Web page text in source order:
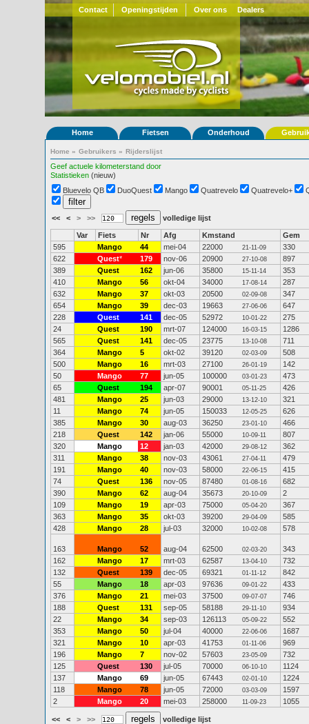
Contact Openingstijden Over ons Dealers
Home Fietsen Onderhoud
Home » Gebruikers » Rijderslijst
Geef actuele kilometerstand door
Statistieken (nieuw)
Bluevelo QB
DuoQuest Mango Quatrevelo Quatrevelo+
<< < > >> volledige lijst
Var Fiets Nr Afg Kmstand
Gem
595
Mango 44 mei-04 22000 21-11-09
330
622
Quest* 179 nov-06 20900 27-10-08
897
389
Quest 162 jun-06 35800 15-11-14
353
410
Mango 56 okt-04 34000 17-08-14
287
632
Mango 37 okt-03 20500 02-09-08
347
654
Mango 39 dec-03 19663 27-06-06
647
228
Quest 141 dec-05 52972 10-01-22
275
24
Quest 190 mrt-07 124000 16-03-15
1286
565
Quest 141 dec-05 23775 13-10-08
711
364
Mango 5 okt-02 39120 02-03-09
508
500
Mango 16 mrt-03 27100 26-01-19
142
50
Mango 77 jun-05 100000 03-01-23
473
65
Quest 194 apr-07 90001 05-11-25
426
481
Mango 25 jun-03 29000 13-12-10
321
11
Mango 74 jun-05 150033 12-05-25
626
385
Mango 30 aug-03 36250 23-01-10
466
218
Quest 142 jan-06 55000 10-09-11
807
320
Mango 12 jan-03 42000 29-08-12
362
311
Mango 38 nov-03 43061 27-04-11
479
191
Mango 40 nov-03 58000 22-06-15
415
74
Quest 136 nov-05 87480 01-08-16
682
390
Mango 62 aug-04 35673 20-10-09
2
109
Mango 19 apr-03 75000 05-04-20
367
363
Mango 35 okt-03 39200 29-04-09
585
428
Mango 28 jul-03 32000 10-02-08 578
163 Mango 52 aug-04 62500 02-03-20
343
162
Mango 17 mrt-03 62587 13-04-10
732
132
Quest 139 dec-05 69321 01-11-12
842
55
Mango 18 apr-03 97636 09-01-22
433
376
Mango 21 mei-03 37500 09-07-07
746
188
Quest 131 sep-05 58188 29-11-10
934
22
Mango 34 sep-03 126113 05-09-22
552
353
Mango 50 jul-04 40000 22-06-06
1687
321
Mango 10 apr-03 41753 01-11-06
969
196
Mango 7 nov-02 57603 23-05-09
732
125
Quest 130 jul-05 70000 06-10-10
1124
137
Mango 69 jun-05 67443 02-01-10
1224
118
Mango 78 jun-05 72000 03-03-09
1597
2
Mango 20 mei-03 258000 11-09-23 1055
<< < > >>
volledige lijst